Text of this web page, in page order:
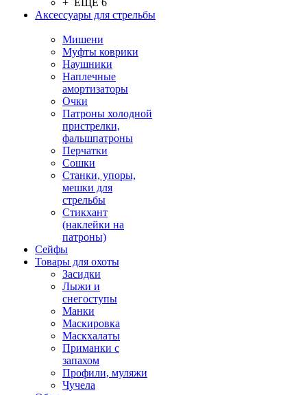
+ ЕЩЕ 6
Аксессуары для стрельбы
Мишени
Муфты коврики
Наушники
Наплечные
амортизаторы
Очки
Патроны холодной
пристрелки,
фальшпатроны
Перчатки
Сошки
Станки, упоры,
мешки для
стрельбы
Стикхант
(наклейки на
патроны)
Сейфы
Товары для охоты
Засидки
Лыжи и
снегоступы
Манки
Маскировка
Маскхалаты
Приманки с
запахом
Профили, муляжи
Чучела